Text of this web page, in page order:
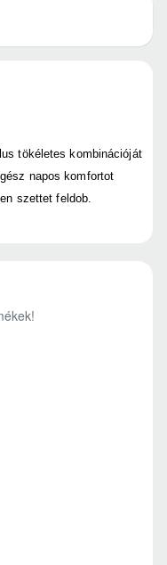
tökéletes kombinációját
napos komfortot
szettet feldob.